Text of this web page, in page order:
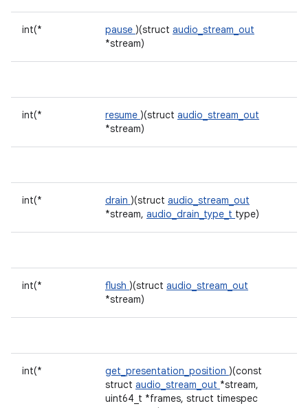
int(* pause )(struct audio_stream_out
*stream)
int(* resume )(struct audio_stream_out
*stream)
int(* drain )(struct audio_stream_out
*stream, audio_drain_type_t type)
int(* flush )(struct audio_stream_out
*stream)
int(* get_presentation_position )(const
struct audio_stream_out *stream,
uint64_t *frames, struct timespec